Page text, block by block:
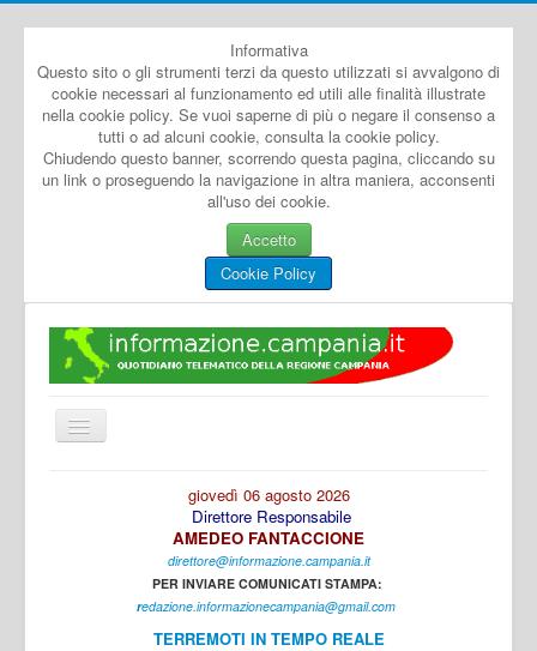
Informativa
Questo sito o gli strumenti terzi da questo utilizzati si avvalgono di
cookie necessari al funzionamento ed utili alle finalità illustrate
nella cookie policy. Se vuoi saperne di più o negare il consenso a
tutti o ad alcuni cookie, consulta la cookie policy.
Chiudendo questo banner, scorrendo questa pagina, cliccando su
un link o proseguendo la navigazione in altra maniera, acconsenti
all'uso dei cookie.
Accetto
Cookie Policy
Cambia
navigazione
giovedì 06 agosto 2026
Direttore Responsabile
AMEDEO FANTACCIONE
direttore@informazione.campania.it
PER INVIARE COMUNICATI STAMPA:
redazione.informazionecampania@gmail.com
TERREMOTI IN TEMPO REALE